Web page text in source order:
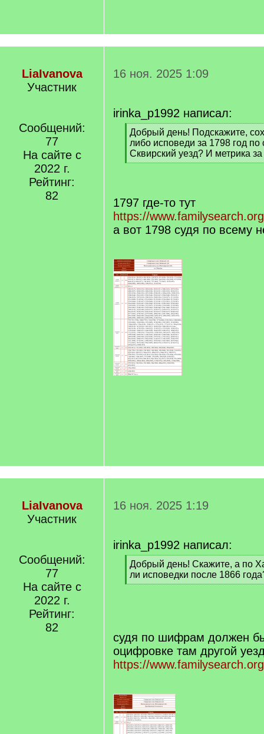
LiaIvanova
Участник
Сообщений:
77
На сайте с
2022 г.
Рейтинг:
82
16 ноя. 2025 1:09
irinka_p1992 написал:
[
q
]
Добрый день! Подскажите,
либо исповеди за 1798 год по
Сквирский уезд? И метрика
[
1797 где-то тут
https://
а вот 1798 судя по всему
LiaIvanova
Участник
Сообщений:
77
На сайте с
2022 г.
Рейтинг:
82
16 ноя. 2025 1:19
irinka_p1992 написал:
[
q
]
Добрый день! Скажите, а по
ли исповедки после 1866
[
судя по шифрам должен
оцифровке там другой
https://